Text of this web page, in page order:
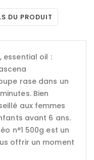
DU PRODUIT
essential oil :
rase dans un
Bien
aux femmes
avant 6 ans.
n°1 500g est un
offrir un moment